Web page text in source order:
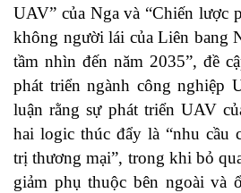
UAV” của Nga và “Chiến lược
không người lái của Liên bang
tầm nhìn đến năm 2035”, đề
phát triển ngành công nghiệp
luận rằng sự phát triển UAV
hai logic thúc đẩy là “nhu cầu
trị thương mại”, trong khi bỏ
giảm phụ thuộc bên ngoài và